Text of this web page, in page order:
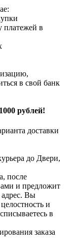
платежей в
в свой банк
рублей!
доставки
до Двери,
после
и предложит
адрес. Вы
и
в
заказа